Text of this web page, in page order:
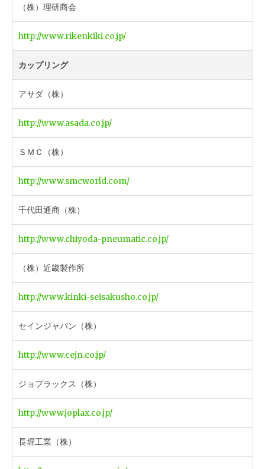
（株）理研商会
http://www.rikenkiki.co.jp/
カップリング
アサダ（株）
http://www.asada.co.jp/
ＳＭＣ（株）
http://www.smcworld.com/
千代田通商（株）
http://www.chiyoda-pneumatic.co.jp/
（株）近畿製作所
http://www.kinki-seisakusho.co.jp/
セインジャパン（株）
http://www.cejn.co.jp/
ジョプラックス（株）
http://www.joplax.co.jp/
長堀工業（株）